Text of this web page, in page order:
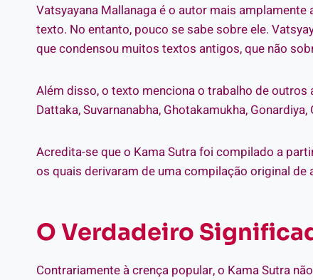
Vatsyayana Mallanaga é o autor mais
texto. No entanto, pouco se sabe sobre ele.
que condensou muitos textos antigos, que não
Além disso, o texto menciona o trabalho de outros
Dattaka, Suvarnanabha, Ghotakamukha,
Acredita-se que o Kama Sutra foi compilado a
os quais derivaram de uma compilação original
O Verdadeiro
Contrariamente à crença popular, o Kama Sutra